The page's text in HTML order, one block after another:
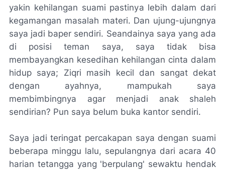
yakin kehilangan suami pastinya lebih dalam dari
kegamangan masalah materi. Dan ujung-ujungnya
saya jadi baper sendiri. Seandainya saya yang ada
di posisi teman saya, saya tidak bisa
membayangkan kesedihan kehilangan cinta dalam
hidup saya; Ziqri masih kecil dan sangat dekat
dengan ayahnya, mampukah saya
membimbingnya agar menjadi anak shaleh
sendirian? Pun saya belum buka kantor sendiri.
Saya jadi teringat percakapan saya dengan suami
beberapa minggu lalu, sepulangnya dari acara 40
harian tetangga yang 'berpulang' sewaktu hendak